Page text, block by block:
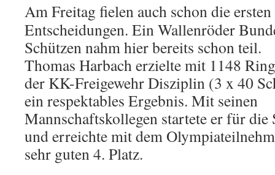
Am Freitag fielen auch schon die ersten
Entscheidungen. Ein Wallenröder
Schützen nahm hier bereits schon teil.
Thomas Harbach erzielte mit 1148
der KK-Freigewehr Disziplin (3 x 40
ein respektables Ergebnis. Mit seinen
Mannschaftskollegen startete er für
und erreichte mit dem
sehr guten 4. Platz.